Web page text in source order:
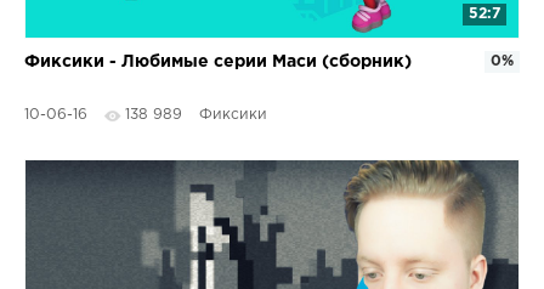
52:7
Фиксики - Любимые серии Маси (сборник)
10-06-16 138 989 Фиксики
0%